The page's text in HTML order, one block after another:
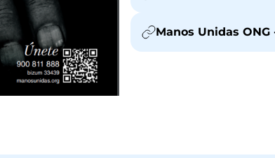
Manos Unidas